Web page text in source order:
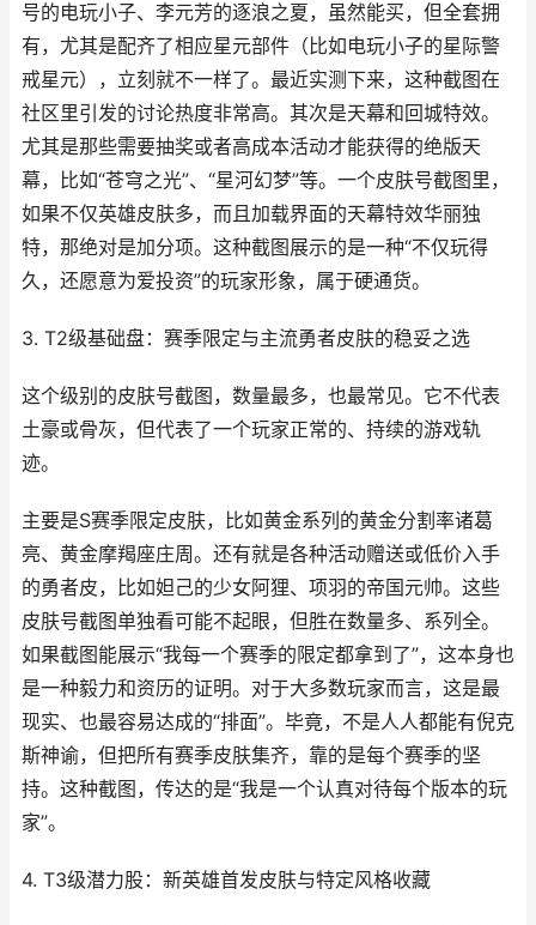
号的电玩小子、李元芳的逐浪之夏，虽然能买，但全套拥
有，尤其是配齐了相应星元部件（比如电玩小子的星际警
戒星元），立刻就不一样了。最近实测下来，这种截图在
社区里引发的讨论热度非常高。其次是天幕和回城特效。
尤其是那些需要抽奖或者高成本活动才能获得的绝版天
幕，比如“苍穹之光”、“星河幻梦”等。一个皮肤号截图里，
如果不仅英雄皮肤多，而且加载界面的天幕特效华丽独
特，那绝对是加分项。这种截图展示的是一种“不仅玩得
久，还愿意为爱投资”的玩家形象，属于硬通货。
3. T2级基础盘：赛季限定与主流勇者皮肤的稳妥之选
这个级别的皮肤号截图，数量最多，也最常见。它不代表
土豪或骨灰，但代表了一个玩家正常的、持续的游戏轨
迹。
主要是S赛季限定皮肤，比如黄金系列的黄金分割率诸葛
亮、黄金摩羯座庄周。还有就是各种活动赠送或低价入手
的勇者皮，比如妲己的少女阿狸、项羽的帝国元帅。这些
皮肤号截图单独看可能不起眼，但胜在数量多、系列全。
如果截图能展示“我每一个赛季的限定都拿到了”，这本身也
是一种毅力和资历的证明。对于大多数玩家而言，这是最
现实、也最容易达成的“排面”。毕竟，不是人人都能有倪克
斯神谕，但把所有赛季皮肤集齐，靠的是每个赛季的坚
持。这种截图，传达的是“我是一个认真对待每个版本的玩
家”。
4. T3级潜力股：新英雄首发皮肤与特定风格收藏